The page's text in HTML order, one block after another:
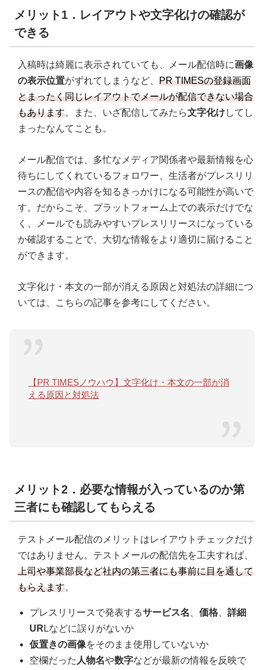
メリット1．レイアウトや文字化けの確認が
できる
入稿時は綺麗に表示されていても、メール配信時に画像
の表示位置がずれてしまうなど、 PR TIMESの登録画面
とまったく同じレイアウトでメールが配信できない場合
もあります。また、いざ配信してみたら文字化けしてし
まったなんてことも。
メール配信では、多忙なメディア関係者や最新情報を心
待ちにしてくれているフォロワー、生活者がプレスリリ
ースの配信や内容を知るきっかけになる可能性が高いで
す。だからこそ、プラットフォーム上での表示だけでな
く、メールでも読みやすいプレスリリースになっている
か確認することで、大切な情報をより適切に届けること
ができます。
文字化け・本文の一部が消える原因と対処法の詳細につ
いては、こちらの記事を参考にしてください。
【PR TIMESノウハウ】文字化け・本文の一部が消
える原因と対処法
メリット2．必要な情報が入っているのか第
三者にも確認してもらえる
テストメール配信のメリットはレイアウトチェックだけ
ではありません。テストメールの配信先を工夫すれば、
上司や事業部長など社内の第三者にも事前に目を通して
もらえます。
プレスリリースで発表するサービス名 価格
詳細
UR Lなどに誤りがないか
仮置きの画像をそのまま使用していないか
空欄だった 人物名や数字などが最新の情報を反映で